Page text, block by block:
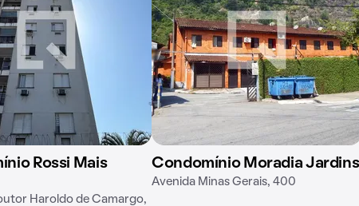
Rossi Mais
Haroldo de Camargo,
Condomínio Moradia Jardins
Avenida Minas Gerais, 400